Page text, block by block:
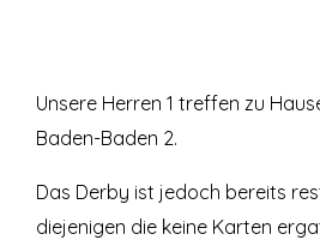
Unsere Herren 1 treffen zu
Baden-Baden 2.
Das Derby ist jedoch bereits
diejenigen die keine Karten